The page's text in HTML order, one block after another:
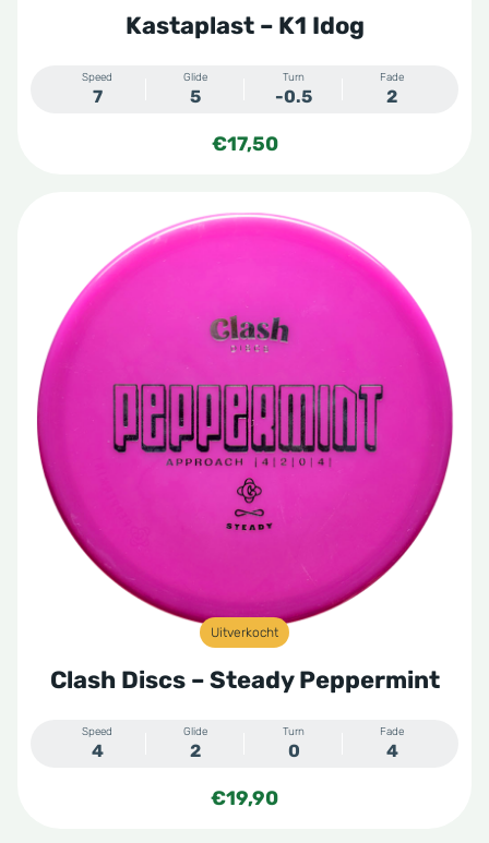
Kastaplast – K1 Idog
Speed
7
Glide
5
Turn
-0.5
Fade
2
€17,50
Uitverkocht
Clash Discs – Steady Peppermint
Speed
4
Glide
2
Turn
0
Fade
4
€19,90